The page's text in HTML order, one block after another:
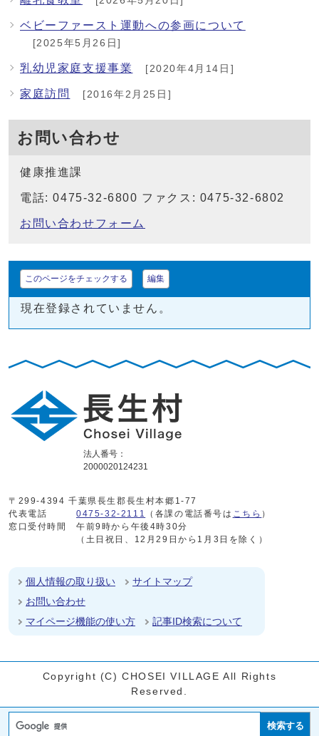
ベビーファースト運動への参画について
[2025年5月26日]
乳幼児家庭支援事業 [2020年4月14日]
家庭訪問 [2016年2月25日]
お問い合わせ
健康推進課
電話: 0475-32-6800 ファクス: 0475-32-6802
お問い合わせフォーム
このページをチェックする 編集
現在登録されていません。
法人番号：
2000020124231
〒299-4394 千葉県長生郡長生村本郷1-77
代表電話
0475-32-2111 （各課の電話番号は こちら ）
窓口受付時間
午前9時から午後4時30分
（土日祝日、12月29日から1月3日を除く）
個人情報の取り扱い
サイトマップ
お問い合わせ
マイページ機能の使い方
記事ID検索について
Copyright (C) CHOSEI VILLAGE All Rights
Reserved.
検索する